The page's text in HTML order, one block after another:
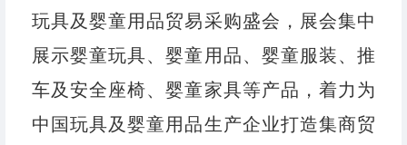
玩具及婴童用品贸易采购盛会，展会集中
展示婴童玩具、婴童用品、婴童服装、推
车及安全座椅、婴童家具等产品，着力为
中国玩具及婴童用品生产企业打造集商贸